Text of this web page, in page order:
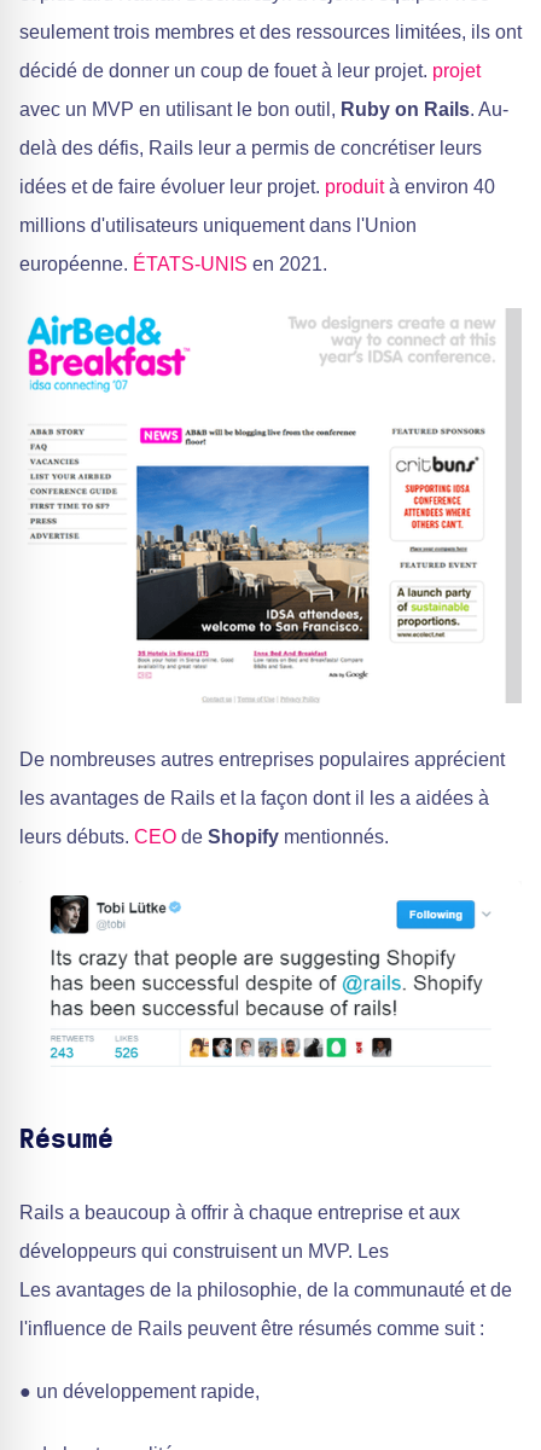
seulement trois membres et des ressources limitées, ils ont
décidé de donner un coup de fouet à leur projet. projet
avec un MVP en utilisant le bon outil, Ruby on Rails. Au-
delà des défis, Rails leur a permis de concrétiser leurs
idées et de faire évoluer leur projet. produità environ 40
millions d'utilisateurs uniquement dans l'Union
européenne. ÉTATS-UNIS en 2021.
De nombreuses autres entreprises populaires apprécient
les avantages de Rails et la façon dont il les a aidées à
leurs débuts. CEO de Shopify mentionnés.
Résumé
Rails a beaucoup à offrir à chaque entreprise et aux
développeurs qui construisent un MVP. Les
Les avantages de la philosophie, de la communauté et de
l'influence de Rails peuvent être résumés comme suit :
● un développement rapide,